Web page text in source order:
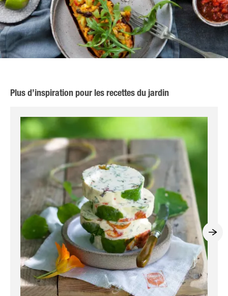
Plus d’inspiration pour les recettes du jardin